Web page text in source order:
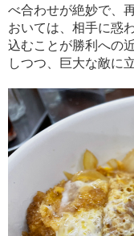
べ合わせが絶妙で、
おいては、相手に惑
込むことが勝利への
しつつ、巨大な敵に